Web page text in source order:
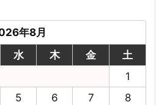
年8月
水 木 金
土
1
5 6 7
8